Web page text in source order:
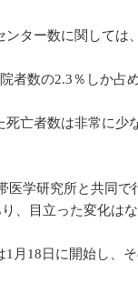
ター数に関しては
数の2.3％しか占
亡者数は非常に少
医学研究所と共同
、目立った変化は
月18日に開始し、